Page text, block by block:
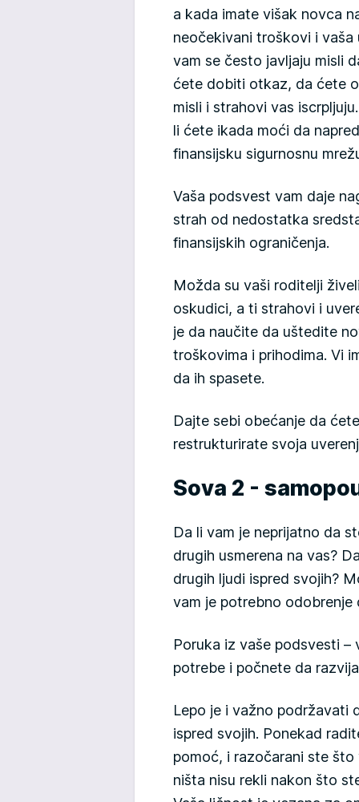
a kada imate višak novca
neočekivani troškovi i
vam se često javljaju misli
ćete dobiti otkaz, da ćete
misli i strahovi vas
li ćete ikada moći da
finansijsku sigurnosnu
Vaša podsvest vam daje
strah od nedostatka
finansijskih ograničenja.
Možda su vaši roditelji
oskudici, a ti strahovi i
je da naučite da uštedite
troškovima i prihodima. Vi
da ih spasete.
Dajte sebi obećanje da
restrukturirate svoja
Sova 2 -
Da li vam je neprijatno da
drugih usmerena na vas?
drugih ljudi ispred svojih?
vam je potrebno odobrenje
Poruka iz vaše podsvesti –
potrebe i počnete da
Lepo je i važno podržavati
ispred svojih. Ponekad
pomoć, i razočarani ste
ništa nisu rekli nakon što